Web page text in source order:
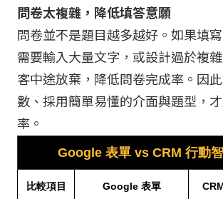
問卷太複雜，降低填答意願
問卷並不是題目越多越好。如果填
需要輸入大量文字，或設計過於複
客中途放棄，降低問卷完成率。因
數、採用簡單易懂的介面與題型，
率。
Google 表單 vs CRM 行動
比較項目 Google 表單